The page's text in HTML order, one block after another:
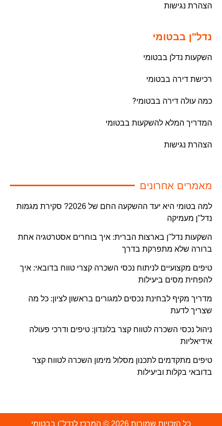
הצהרת נגישות
נדל"ן בבטומי
השקעות נדלן בבטומי
רכישת דירה בבטומי
כמה עולה דירה בבטומי?
המדריך המלא להשקעות בבטומי
הצהרת נגישות
מאמרים אחרונים
למה בטומי היא יעד ההשקעה החם של 2026? סקירת מגמות
נדל"ן מעמיקה
השקעות נדל"ן בארצות הברית: איך בוחרים אסטרטגיה אחת
ברורה שלא מתפרקת בדרך
טיפים מקצועיים לניתוח נכסי השכרה קצרי טווח בדובאי: איך
להפחית מסים ביעילות
מדריך מקיף לבחינת נכסים למגורים בראשון לציון: כל מה
שצריך לדעת
ניהול נכסי השכרה לטווח קצר בלונדון: טיפים ודרכי פעולה
אידיאליות
טיפים מתקדמים לתכנון מסלול מימון השכרה לטווח קצר
בדובאי בקלות וביעילות
כל הזכויות שמורות 2026 © המרכז לנדל"ן בבטומי